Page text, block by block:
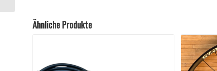
Ähnliche Produkte